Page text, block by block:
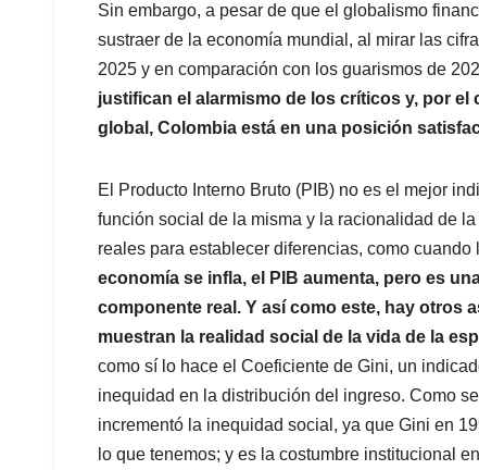
Sin embargo, a pesar de que el globalismo
sustraer de la economía mundial, al mirar las
2025 y en comparación con los guarismos de
justifican el alarmismo de los críticos y, por
global, Colombia está en una posición
El Producto Interno Bruto (PIB) no es el mejor
función social de la misma y la racionalidad de
reales para establecer diferencias, como
economía se infla, el PIB aumenta, pero es
componente real. Y así como este, hay otros
muestran la realidad social de la vida de la
como sí lo hace el Coeficiente de Gini, un
inequidad en la distribución del ingreso. Como
incrementó la inequidad social, ya que Gini en
lo que tenemos; y es la costumbre institucional